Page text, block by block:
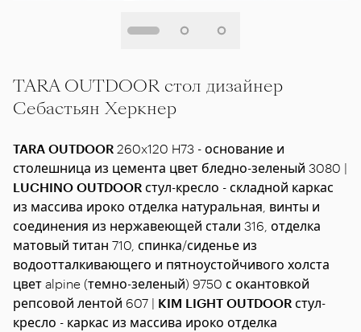
TARA OUTDOOR стол дизайнер
Себастьян Херкнер
TARA OUTDOOR 260x120 H73 - основание и
столешница из цемента цвет бледно-зеленый 3080 |
LUCHINO OUTDOOR стул-кресло - складной каркас
из массива ироко отделка натуральная, винты и
соединения из нержавеющей стали 316, отделка
матовый титан 710, спинка/сиденье из
водоотталкивающего и пятноустойчивого холста
цвет alpine (темно-зеленый) 9750 с окантовкой
репсовой лентой 607 | KIM LIGHT OUTDOOR стул-
кресло - каркас из массива ироко отделка